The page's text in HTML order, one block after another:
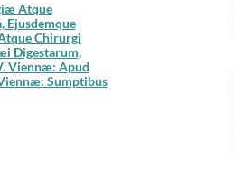
Atque
Ejusdemque
Chirurgi
Digestarum,
Viennæ: Apud
Sumptibus